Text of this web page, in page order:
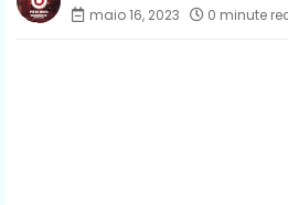
maio 16, 2023
0 minute